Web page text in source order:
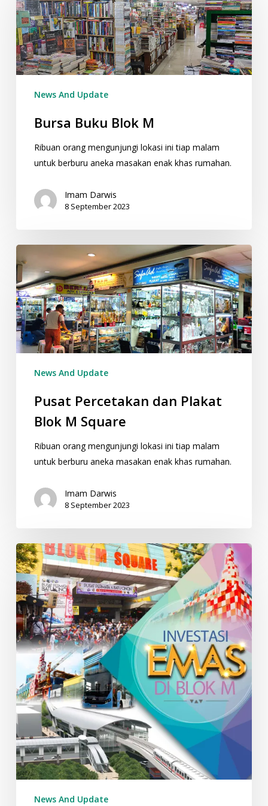
Blok
M
News And Update
Bursa Buku Blok M
Ribuan orang mengunjungi lokasi ini tiap malam
untuk berburu aneka masakan enak khas rumahan.
Imam Darwis
8 September 2023
Percetakan
dan
Plakat
Blok
M
Square
News And Update
Pusat Percetakan dan Plakat
Blok M Square
Ribuan orang mengunjungi lokasi ini tiap malam
untuk berburu aneka masakan enak khas rumahan.
Imam Darwis
8 September 2023
Investasi
“Emas”
di
Blok
M
Square
News And Update